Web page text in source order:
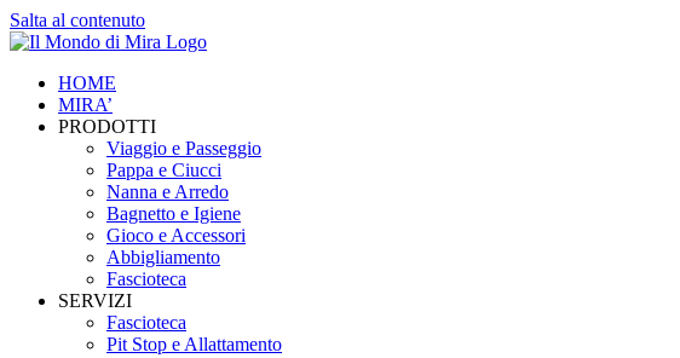
Salta al contenuto
HOME
MIRA’
PRODOTTI
Viaggio e Passeggio
Pappa e Ciucci
Nanna e Arredo
Bagnetto e Igiene
Gioco e Accessori
Abbigliamento
Fascioteca
SERVIZI
Fascioteca
Pit Stop e Allattamento